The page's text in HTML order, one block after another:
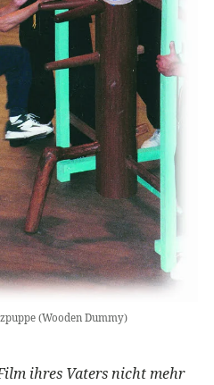
(Wooden Dummy)
ihres Vaters nicht mehr